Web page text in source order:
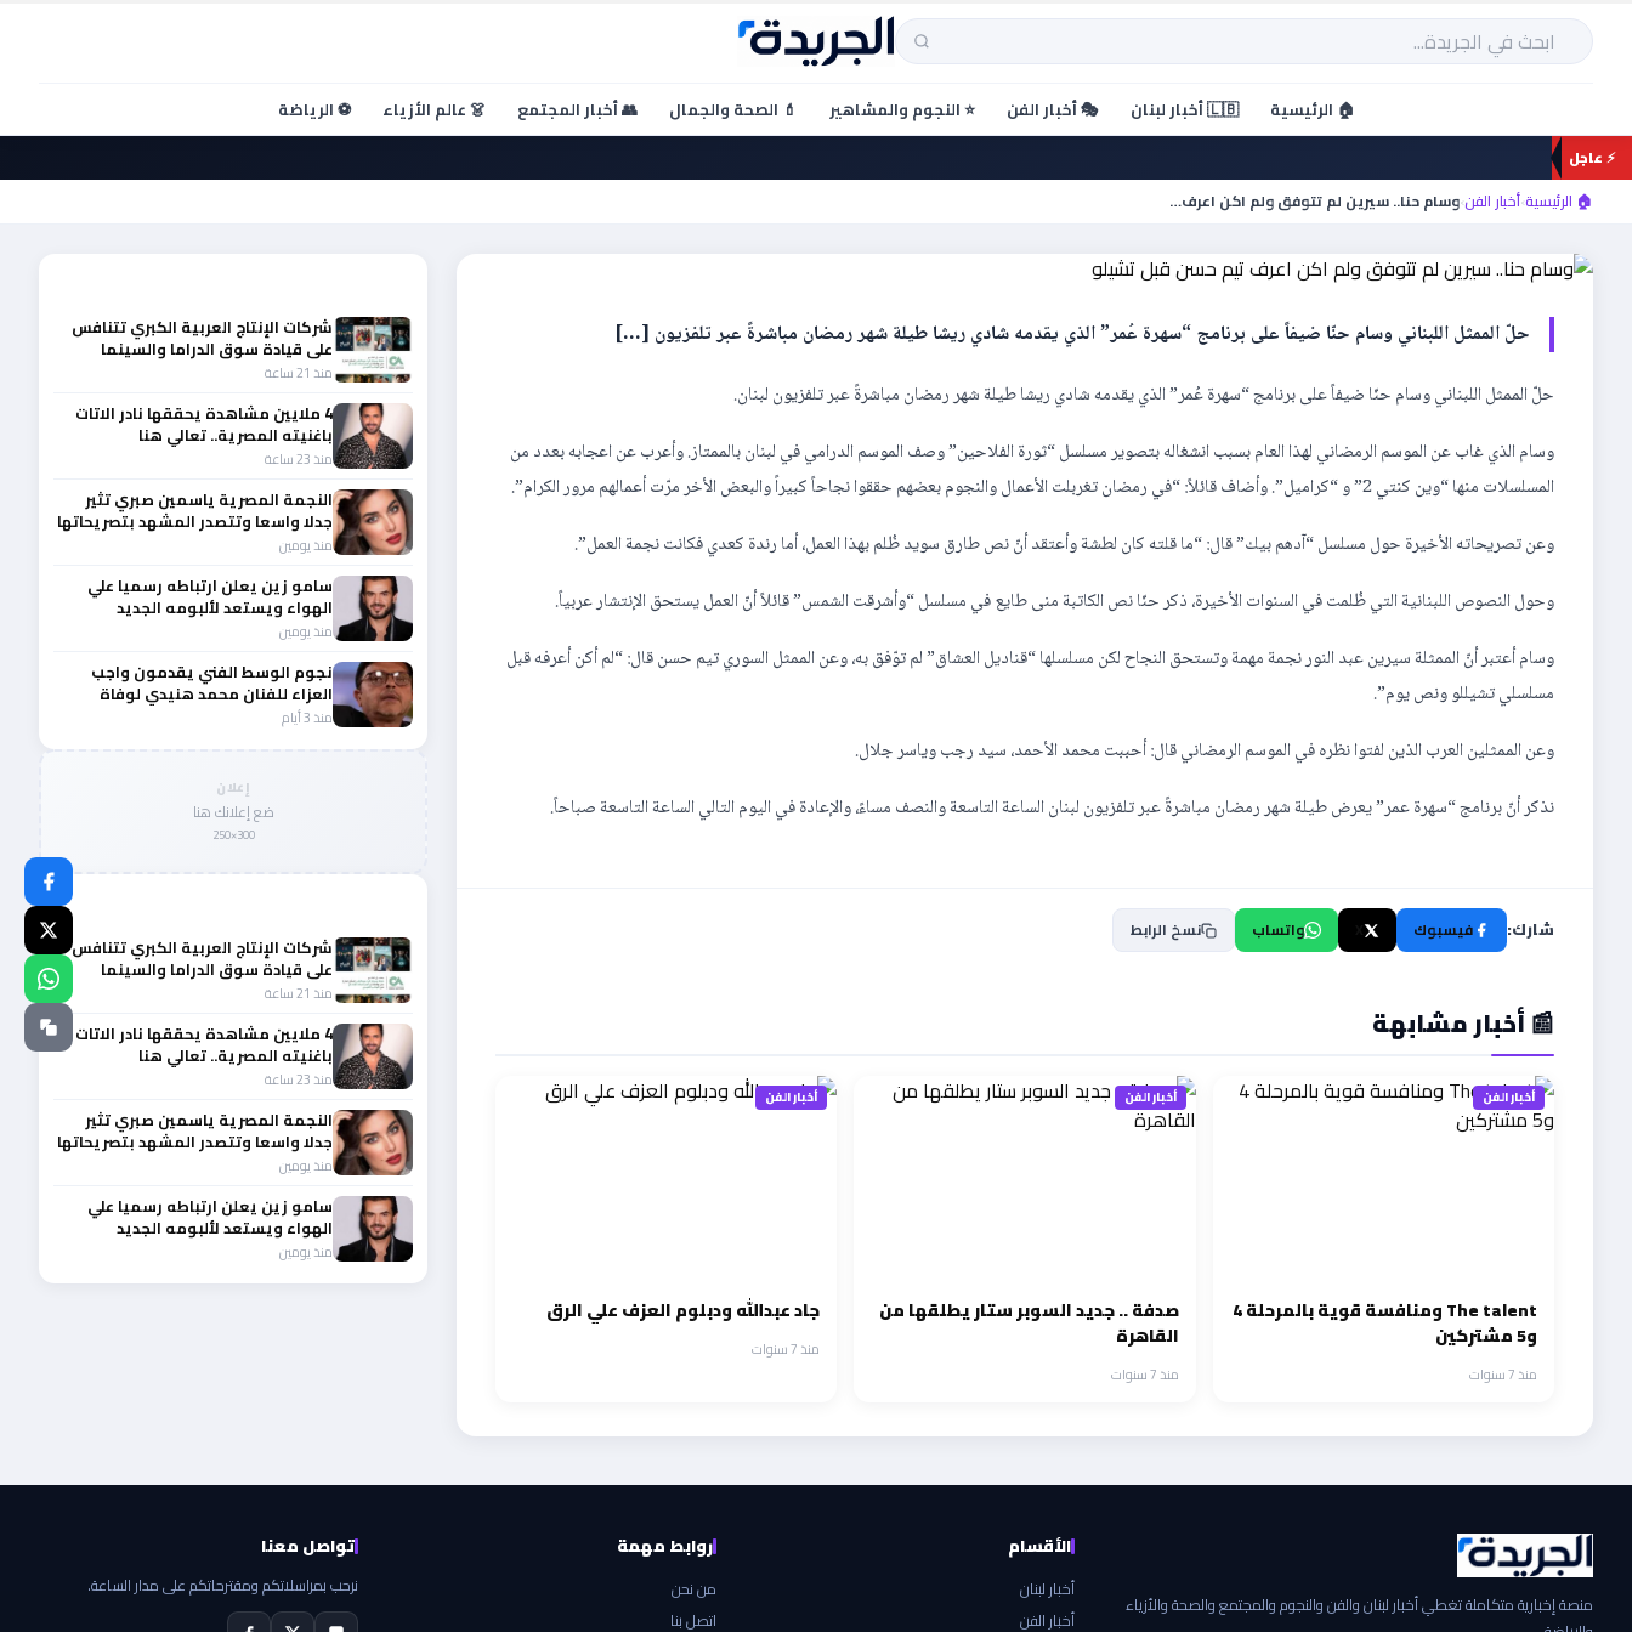
تخطي
المحتوى
بحث
🏠 الرئيسية 🇱🇧 أخبار لبنان 🎭 أخبار الفن ⭐ النجوم والمشاهير 💄 الصحة والجمال 👥 أخبار المجتمع 👗 عالم الأزياء ⚽ الرياضة
⚡ عاجل
🏠 الرئيسية›أخبار الفن›وسام حنا.. سيرين لم تتوفق ولم اكن اعرف…
وسام حنا.. سيرين لم تتوفق ولم اكن اعرف تيم حسن قبل
تشيلو
حلّ الممثل اللبناني وسام حنّا ضيفاً على برنامج “سهرة عُمر” الذي يقدمه شادي ريشا طيلة شهر رمضان مباشرةً عبر تلفزيون […]
حلّ الممثل اللبناني وسام حنّا ضيفاً على برنامج “سهرة عُمر” الذي يقدمه شادي ريشا طيلة شهر رمضان مباشرةً عبر تلفزيون لبنان.
وسام الذي غاب عن الموسم الرمضاني لهذا العام بسبب انشغاله بتصوير مسلسل “ثورة الفلاحين” وصف الموسم الدرامي في لبنان بالممتاز. وأعرب عن اعجابه بعدد من
المسلسلات منها “وين كنتي 2” و “كراميل”. وأضاف قائلاً: “في رمضان تغربلت الأعمال والنجوم بعضهم حققوا نجاحاً كبيراً والبعض الأخر مرّت أعمالهم مرور الكرام”.
وعن تصريحاته الأخيرة حول مسلسل “آدهم بيك” قال: “ما قلته كان لطشة وأعتقد أنّ نص طارق سويد ظُلم بهذا العمل، أما رندة كعدي فكانت نجمة العمل”.
وحول النصوص اللبنانية التي ظُلمت في السنوات الأخيرة، ذكر حنّا نص الكاتبة منى طايع في مسلسل “وأشرقت الشمس” قائلاً أنّ العمل يستحق الإنتشار عربياً.
وسام أعتبر أنّ الممثلة سيرين عبد النور نجمة مهمة وتستحق النجاح لكن مسلسلها “قناديل العشاق” لم توّفق به، وعن الممثل السوري تيم حسن قال: “لم أكن أعرفه قبل
مسلسلي تشيللو ونص يوم”.
وعن الممثلين العرب الذين لفتوا نظره في الموسم الرمضاني قال: أحببت محمد الأحمد، سيد رجب وياسر جلال.
نذكر أنّ برنامج “سهرة عمر” يعرض طيلة شهر رمضان مباشرةً عبر تلفزيون لبنان الساعة التاسعة والنصف مساءً، والإعادة في اليوم التالي الساعة التاسعة صباحاً.
شارك: فيسبوك واتساب نسخ الرابط
📰 أخبار مشابهة
أخبار الفن
The talent ومنافسة قوية بالمرحلة 4
و5 مشتركين
منذ 7 سنوات
أخبار الفن
صدفة .. جديد السوبر ستار يطلقها من
القاهرة
منذ 7 سنوات
أخبار الفن
جاد عبدالله ودبلوم العزف علي الرق
منذ 7 سنوات
شركات الإنتاج العربية الكبري تتنافس
على قيادة سوق الدراما والسينما
والصباح في مقدمة المشهد الإقليمي
منذ 21 ساعة
4 ملايين مشاهدة يحققها نادر الاتات
باغنيته المصرية.. تعالي هنا
منذ 23 ساعة
النجمة المصرية ياسمين صبري تثير
جدلا واسعا وتتصدر المشهد بتصريحاتها
الأخيرة
منذ يومين
سامو زين يعلن ارتباطه رسميا علي
الهواء ويستعد لألبومه الجديد
منذ يومين
نجوم الوسط الفني يقدمون واجب
العزاء للفنان محمد هنيدي لوفاة
شقيقه الأكبر
منذ 3 أيام
إعلان
ضع إعلانك هنا
300×250
شركات الإنتاج العربية الكبري تتنافس
على قيادة سوق الدراما والسينما
والصباح في مقدمة المشهد الإقليمي
منذ 21 ساعة
4 ملايين مشاهدة يحققها نادر الاتات
باغنيته المصرية.. تعالي هنا
منذ 23 ساعة
النجمة المصرية ياسمين صبري تثير
جدلا واسعا وتتصدر المشهد بتصريحاتها
الأخيرة
منذ يومين
سامو زين يعلن ارتباطه رسميا علي
الهواء ويستعد لألبومه الجديد
منذ يومين
منصة إخبارية متكاملة تغطي أخبار لبنان والفن والنجوم والمجتمع والصحة والأزياء
الأقسام
أخبار لبنان
أخبار الفن
روابط مهمة
من نحن
اتصل بنا
تواصل معنا
نرحب بمراسلاتكم ومقترحاتكم على مدار الساعة.